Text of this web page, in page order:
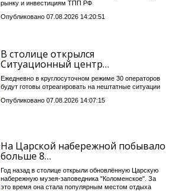
рынку и инвестициям ТПП РФ
Опубликовано 07.08.2026 14:20:51
В столице открылся
Ситуационный центр…
Ежедневно в круглосуточном режиме 30 операторов
будут готовы отреагировать на нештатные ситуации
Опубликовано 07.08.2026 14:07:15
На Царской набережной побывало
больше 8…
Год назад в столице открыли обновлённую Царскую
набережную музея-заповедника "Коломенское". За
это время она стала популярным местом отдыха